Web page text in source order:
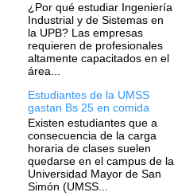
¿Por qué estudiar Ingeniería
Industrial y de Sistemas en
la UPB? Las empresas
requieren de profesionales
altamente capacitados en el
área...
Estudiantes de la UMSS
gastan Bs 25 en comida
Existen estudiantes que a
consecuencia de la carga
horaria de clases suelen
quedarse en el campus de la
Universidad Mayor de San
Simón (UMSS...